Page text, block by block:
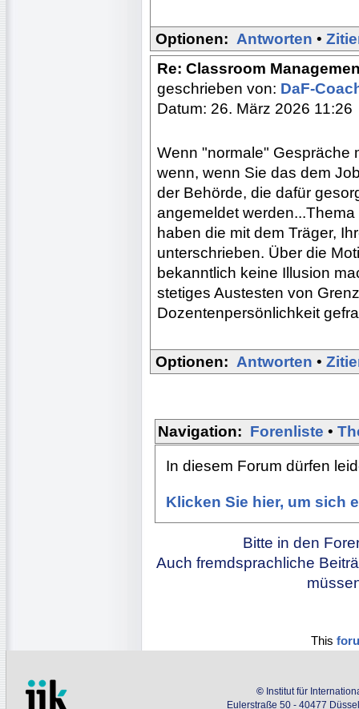
Optionen: Antworten •
Re: Classroom
geschrieben von: DaF-
Datum: 26. März 2026 11:26
Wenn "normale" Gespräche
wenn, wenn Sie das dem
der Behörde, die dafür
angemeldet
haben die mit dem Träger,
unterschrieben. Über die
bekanntlich keine Illusion
stetiges Austesten von
Dozentenpersönlichkeit
Optionen: Antworten •
Navigation: Forenliste •
In diesem Forum dürfen
Klicken Sie hier, um sich
Bitte in den
Auch fremdsprachliche
This
© Institut für
Eulerstraße 50 - 40477